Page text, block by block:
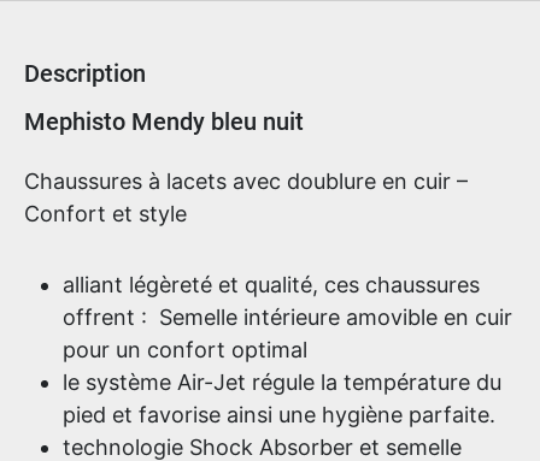
Description
Informations sur le produit
Mephisto Mendy bleu nuit
Chaussures à lacets avec doublure en cuir –
Confort et style
alliant légèreté et qualité, ces chaussures
offrent : Semelle intérieure amovible en cuir
pour un confort optimal
le système Air-Jet régule la température du
pied et favorise ainsi une hygiène parfaite.
technologie Shock Absorber et semelle